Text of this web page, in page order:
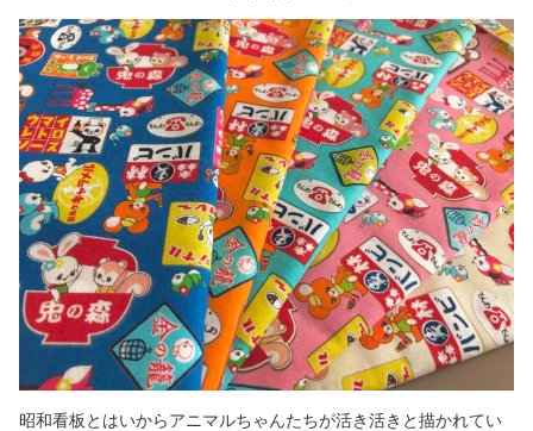
昭和看板とはいからアニマルちゃんたちが活き活きと描かれてい